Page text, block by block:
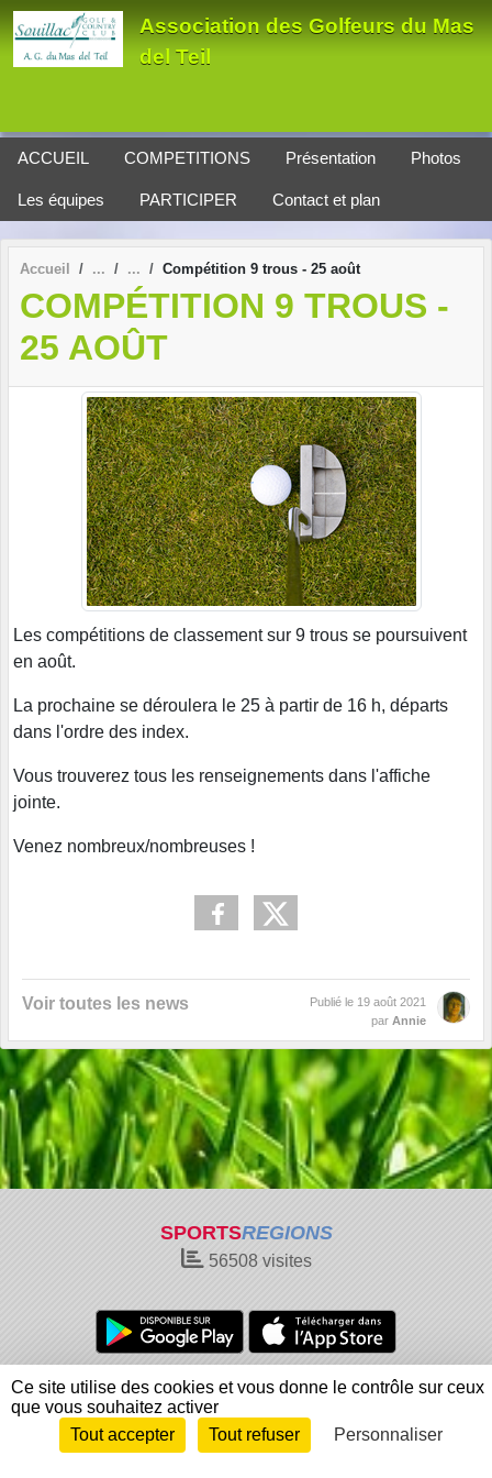
Association des Golfeurs du Mas
del Teil
ACCUEIL COMPETITIONS Présentation Photos
Les équipes PARTICIPER Contact et plan
Accueil Compétition 9 trous - 25 août
COMPÉTITION 9 TROUS -
25 AOÛT
Les compétitions de classement sur 9 trous se poursuivent
en août.
La prochaine se déroulera le 25 à partir de 16 h, départs
dans l'ordre des index.
Vous trouverez tous les renseignements dans l'affiche
jointe.
Venez nombreux/nombreuses !
Voir toutes les news Publié le 19 août 2021
par Annie
SPORTSREGIONS
56508visites
Charte cookies
Gestion des cookies
Informations légales
Signaler un contenu inapproprié
Envie de participer ?
Connexion
Panneau de gestion des cookies
Ce site utilise des cookies et vous donne le contrôle sur ceux
que vous souhaitez activer
Tout accepter
Tout refuser Personnaliser